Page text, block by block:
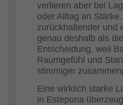
verlieren aber bei
oder Alltag an
zurückhaltender und
genau deshalb als
Entscheidung, weil
Raumgefühl und
stimmiger
Eine wirklich starke
in Estepona